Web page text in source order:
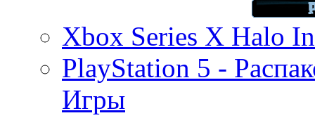
Xbox Series X Halo
PlayStation 5 -
Игры